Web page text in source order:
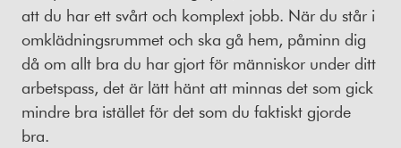
att du har ett svårt och komplext jobb. När du står i
omklädningsrummet och ska gå hem, påminn dig
då om allt bra du har gjort för människor under ditt
arbetspass, det är lätt hänt att minnas det som gick
mindre bra istället för det som du faktiskt gjorde
bra.